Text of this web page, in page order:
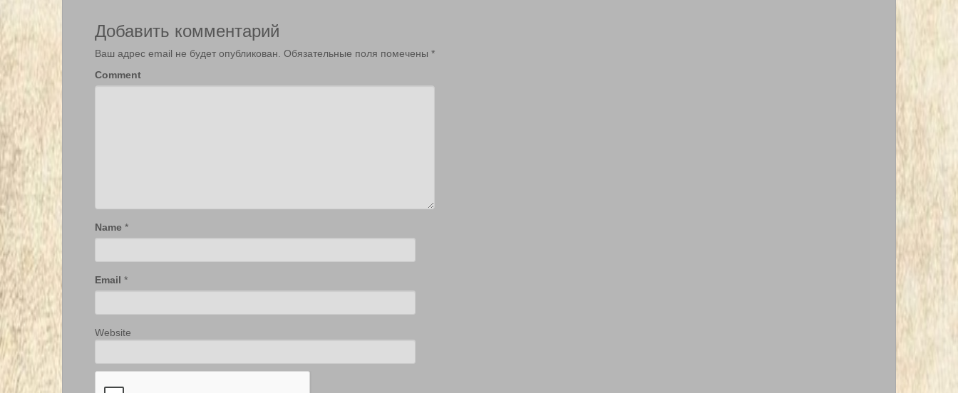
Добавить комментарий
Ваш адрес email не будет опубликован. Обязательные поля помечены *
Comment
Name *
Email *
Website